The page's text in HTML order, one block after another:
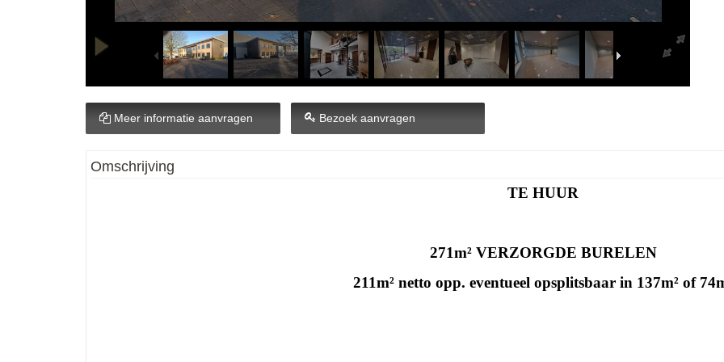
Meer informatie aanvragen Bezoek aanvragen
Omschrijving
TE HUUR
271m² VERZORGDE BURELEN
211m² netto opp. eventueel opsplitsbaar in 137m² of